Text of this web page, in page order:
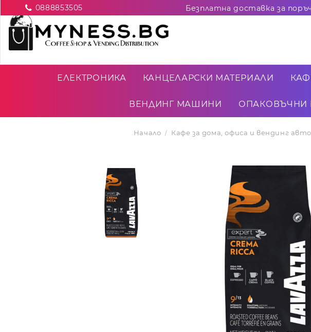
0888853505
ЕЛЕКТРОНИКА КАНЦЕЛАРСКИ МАТЕРИАЛИ
ВЕНДИНГ МАШИНИ ОПАКОВЪЧНИ
Начало Кафе за дома, офиса и вендинг